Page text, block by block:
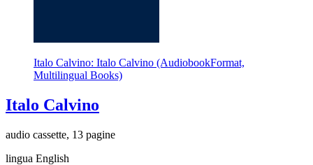
Italo Calvino: Italo Calvino (AudiobookFormat,
Multilingual Books)
Italo Calvino
audio cassette, 13 pagine
lingua English